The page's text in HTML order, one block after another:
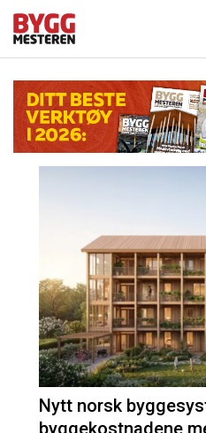
Nytt norsk